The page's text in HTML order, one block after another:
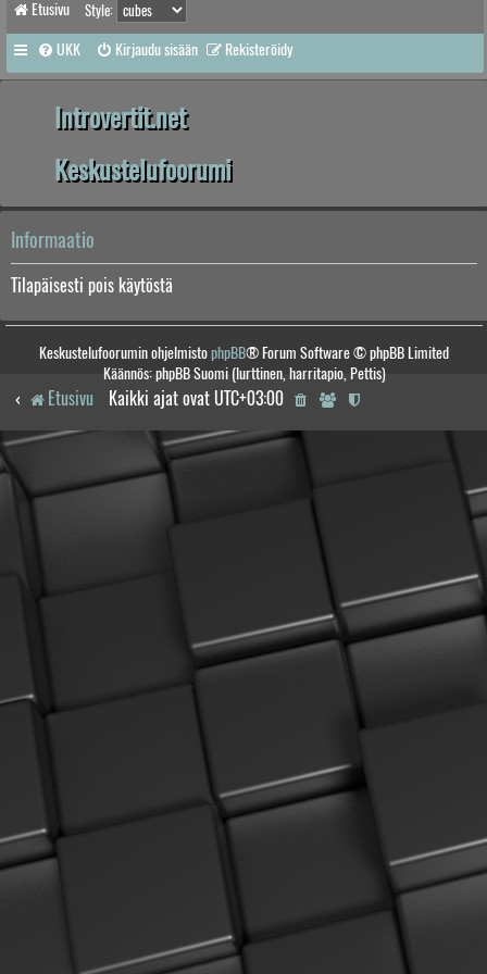
Etusivu Style:
UKK Kirjaudu sisään Rekisteröidy
Introvertit.net
Keskustelufoorumi
Informaatio
Tilapäisesti pois käytöstä
Keskustelufoorumin ohjelmistophpBB® Forum Software © phpBB Limited
Käännös: phpBB Suomi (lurttinen, harritapio, Pettis)
Etusivu Kaikki ajat ovat UTC+03:00